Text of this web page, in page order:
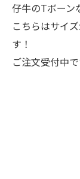
仔牛のTボーン
こちらはサイ
す！
ご注文受付中で